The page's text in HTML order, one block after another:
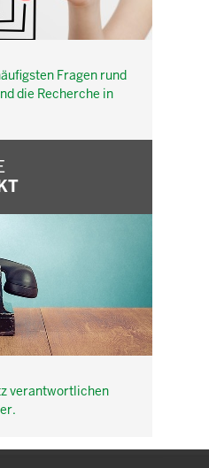
Fragen rund
die Recherche in
verantwortlichen